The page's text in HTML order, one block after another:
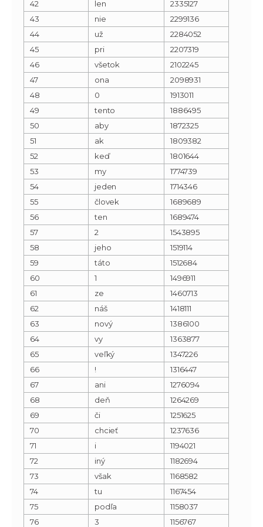
42
len
2335127
43
nie
2299136
44
už
2284052
45
pri
2207319
46
všetok
2102245
47
ona
2098931
48
0
1913011
49
tento
1886495
50
aby
1872325
51
ak
1809382
52
keď
1801644
53
my
1774739
54
jeden
1714346
55
človek
1689689
56
ten
1689474
57
2
1543895
58
jeho
1519114
59
táto
1512684
60
1
1496911
61
ze
1460713
62
náš
1418111
63
nový
1386100
64
vy
1363877
65
veľký
1347226
66
!
1316447
67
ani
1276094
68
deň
1264269
69
či
1251625
70
chcieť
1237636
71
i
1194021
72
iný
1182694
73
však
1168582
74
tu
1167454
75
podľa
1158037
76
3
1156767